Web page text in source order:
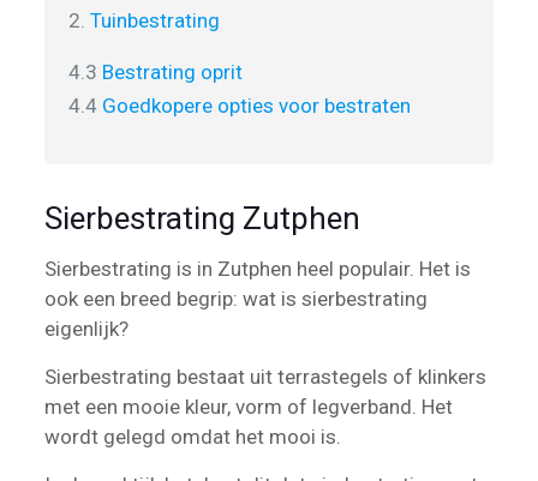
2. Tuinbestrating
4.3 Bestrating oprit
4.4 Goedkopere opties voor bestraten
Sierbestrating Zutphen
Sierbestrating is in Zutphen heel populair. Het is
ook een breed begrip: wat is sierbestrating
eigenlijk?
Sierbestrating bestaat uit terrastegels of klinkers
met een mooie kleur, vorm of legverband. Het
wordt gelegd omdat het mooi is.